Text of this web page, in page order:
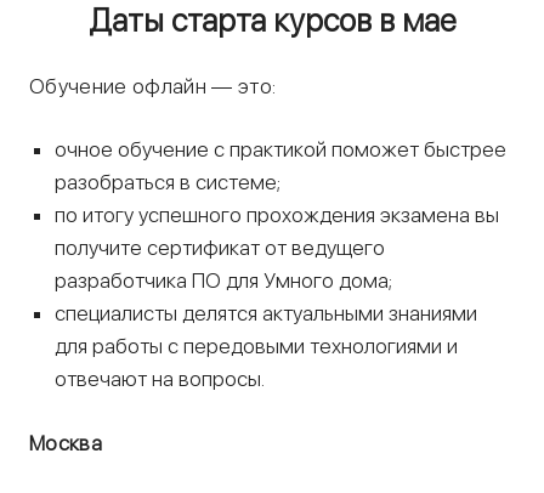
Даты старта курсов в мае
Обучение офлайн — это:
очное обучение с практикой поможет быстрее
разобраться в системе;
по итогу успешного прохождения экзамена вы
получите сертификат от ведущего
разработчика ПО для Умного дома;
специалисты делятся актуальными знаниями
для работы с передовыми технологиями и
отвечают на вопросы.
Москва